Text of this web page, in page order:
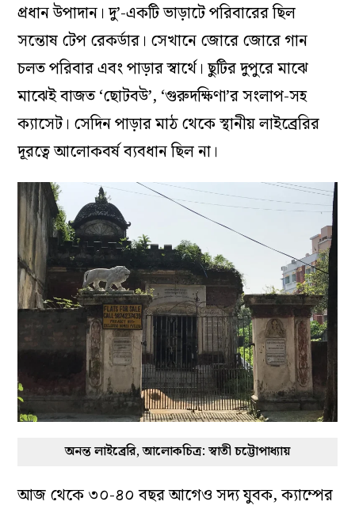
প্রধান উপাদান। দু’-একটি ভাড়াটে পরিবারের ছিল
সন্তোষ টেপ রেকর্ডার। সেখানে জোরে জোরে গান
চলত পরিবার এবং পাড়ার স্বার্থে। ছুটির দুপুরে মাঝে
মাঝেই বাজত ‘ছোটবউ’, ‘গুরুদক্ষিণা’র সংলাপ-সহ
ক্যাসেট। সেদিন পাড়ার মাঠ থেকে স্থানীয় লাইব্রেরির
দূরত্বে আলোকবর্ষ ব্যবধান ছিল না।
অনন্ত লাইব্রেরি, আলোকচিত্র: স্বাতী চট্টোপাধ্যায়
আজ থেকে ৩০-৪০ বছর আগেও সদ্য যুবক, ক্যাম্পের